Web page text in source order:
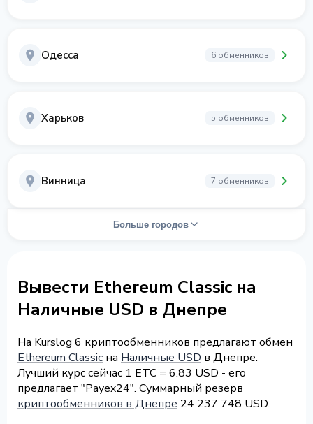
Одесса 6 обменников
Харьков 5 обменников
Винница 7 обменников
Больше городов
Вывести Ethereum Classic на
Наличные USD в Днепре
На Kurslog 6 криптообменников предлагают обмен
Ethereum Classic на Наличные USD в Днепре.
Лучший курс сейчас 1 ETC = 6.83 USD - его
предлагает "Payex24". Суммарный резерв
криптообменников в Днепре 24 237 748 USD.